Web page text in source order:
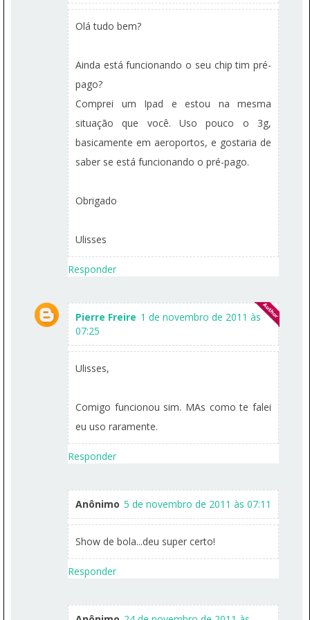
Olá tudo bem?
Ainda está funcionando o seu chip tim pré-
pago?
Comprei um Ipad e estou na mesma
situação que você. Uso pouco o 3g,
basicamente em aeroportos, e gostaria de
saber se está funcionando o pré-pago.
Obrigado
Ulisses
Responder
Pierre Freire 1 de novembro de 2011 às
07:25
Ulisses,
Comigo funcionou sim. MAs como te falei
eu uso raramente.
Responder
Anônimo 5 de novembro de 2011 às 07:11
Show de bola...deu super certo!
Responder